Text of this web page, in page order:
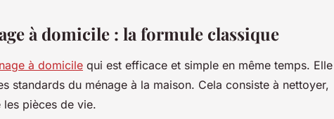
à domicile : la formule classique
à domicile qui est efficace et simple en même temps. Elle
standards du ménage à la maison. Cela consiste à nettoyer,
pièces de vie.